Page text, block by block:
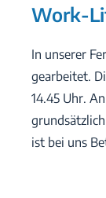
Work-
In unserer
gearbeitet.
14.45 Uhr.
ist bei uns